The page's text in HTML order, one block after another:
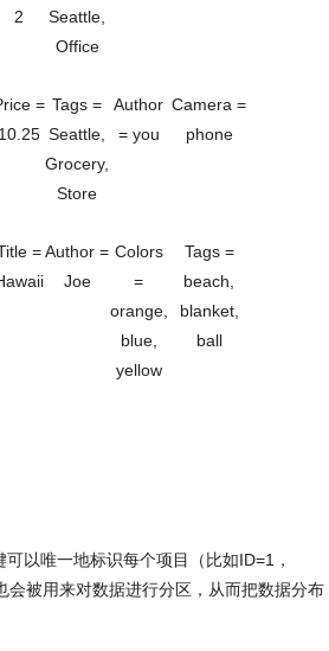
2
Seattle,
Office
=
10.25
Tags =
Seattle,
Grocery,
Store
Author
= you
Camera =
phone
= Author =
Joe
Colors
=
orange,
blue,
yellow
Tags =
beach,
blanket,
ball
以唯一地标识每个项目（比如ID=1，
被用来对数据进行分区，从而把数据分布